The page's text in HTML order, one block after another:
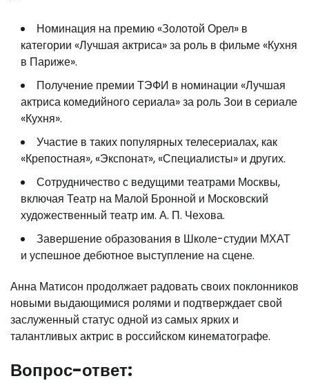
Номинация на премию «Золотой Орел» в
категории «Лучшая актриса» за роль в фильме «Кухня
в Париже».
Получение премии ТЭФИ в номинации «Лучшая
актриса комедийного сериала» за роль Зои в сериале
«Кухня».
Участие в таких популярных телесериалах, как
«Крепостная», «Экспонат», «Специалисты» и других.
Сотрудничество с ведущими театрами Москвы,
включая Театр на Малой Бронной и Московский
художественный театр им. А. П. Чехова.
Завершение образования в Школе-студии МХАТ
и успешное дебютное выступление на сцене.
Анна Матисон продолжает радовать своих поклонников
новыми выдающимися ролями и подтверждает свой
заслуженный статус одной из самых ярких и
талантливых актрис в российском кинематографе.
Вопрос-ответ: